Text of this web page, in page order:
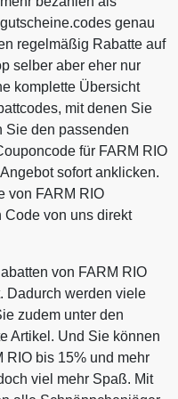
genau
regelmäßig Rabatte auf
selber aber eher nur
komplette Übersicht
mit denen Sie
Sie den passenden
für FARM RIO
sofort anklicken.
von FARM RIO
Code von uns direkt
von FARM RIO
Dadurch werden viele
zudem unter den
Artikel. Und Sie können
RIO bis 15% und mehr
viel mehr Spaß. Mit